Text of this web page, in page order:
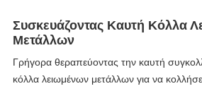
Συσκευάζοντας Καυτή Κόλλα
Μετάλλων
Γρήγορα θεραπεύοντας την καυτή
κόλλα λειωμένων μετάλλων για να